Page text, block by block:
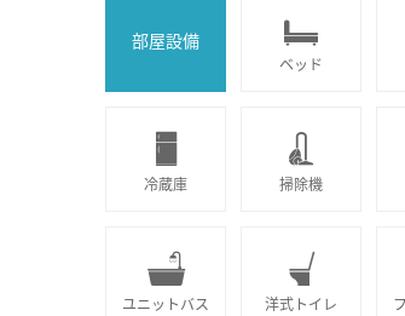
部屋設備
ベッド
冷蔵庫 掃除機
ユニットバス 洋式トイレ